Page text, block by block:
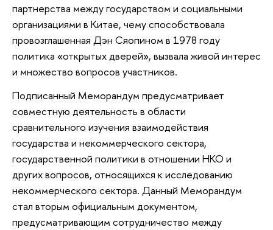
партнерства между государством и социальными
организациями в Китае, чему способствовала
провозглашенная Дэн Сяопином в 1978 году
политика «открытых дверей», вызвала живой интерес
и множество вопросов участников.
Подписанный Меморандум предусматривает
совместную деятельность в области
сравнительного изучения взаимодействия
государства и некоммерческого сектора,
государственной политики в отношении НКО и
других вопросов, относящихся к исследованию
некоммерческого сектора. Данный Меморандум
стал вторым официальным документом,
предусматривающим сотрудничество между